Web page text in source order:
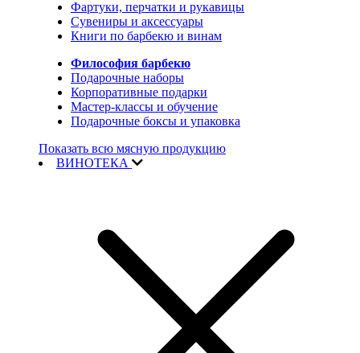
Фартуки, перчатки и рукавицы
Сувениры и аксессуары
Книги по барбекю и винам
Философия барбекю
Подарочные наборы
Корпоративные подарки
Мастер-классы и обучение
Подарочные боксы и упаковка
Показать всю мясную продукцию
ВИНОТЕКА